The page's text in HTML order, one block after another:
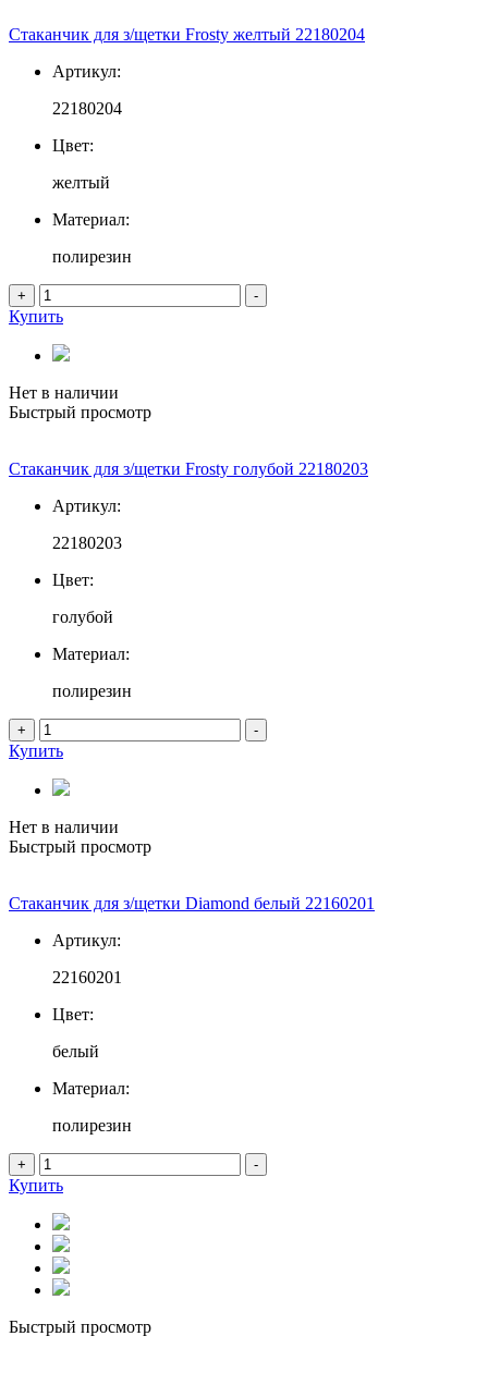
Стаканчик для з/щетки Frosty желтый 22180204
Артикул:
22180204
Цвет:
желтый
Материал:
полирезин
+ -
Купить
Нет в наличии
Быстрый просмотр
Стаканчик для з/щетки Frosty голубой 22180203
Артикул:
22180203
Цвет:
голубой
Материал:
полирезин
+ -
Купить
Нет в наличии
Быстрый просмотр
Стаканчик для з/щетки Diamond белый 22160201
Артикул:
22160201
Цвет:
белый
Материал:
полирезин
+ -
Купить
Быстрый просмотр